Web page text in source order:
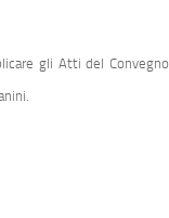
gli Atti del Convegno